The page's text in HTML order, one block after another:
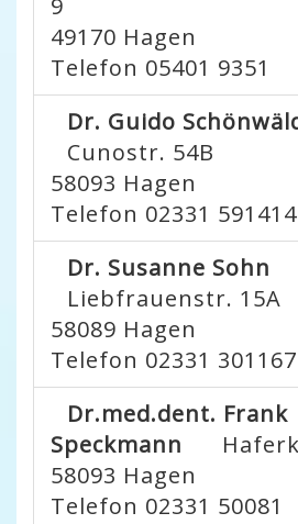
9
49170 Hagen
Telefon 05401 9351
Dr. Guido
Cunostr. 54B
58093 Hagen
Telefon 02331 591414
Dr. Susanne Sohn
Liebfrauenstr. 15A
58089 Hagen
Telefon 02331 301167
Dr.med.dent. Frank
Speckmann
58093 Hagen
Telefon 02331 50081